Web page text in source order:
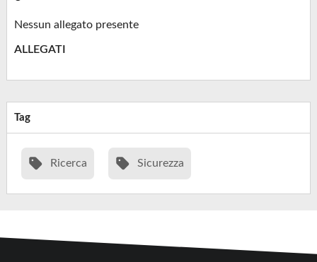
Nessun allegato presente
ALLEGATI
Tag
Ricerca Sicurezza